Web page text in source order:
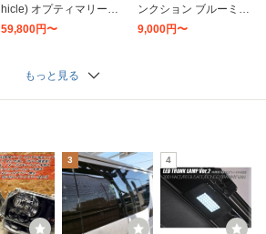
hicle) オプティマリーフ
タイプＨ (5枚) 200系ハ
59,800円〜
ンクション ブルーミラ
ー TOYOTA ハイエース
9,000円〜
もっと見る
3 4